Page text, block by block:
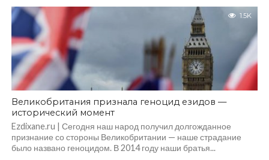
1.5K
Великобритания признала геноцид езидов —
исторический момент
Ezdixane.ru | Сегодня наш народ получил долгожданное
признание со стороны Великобритании — наше страдание
было названо геноцидом. В 2014 году наши братья...